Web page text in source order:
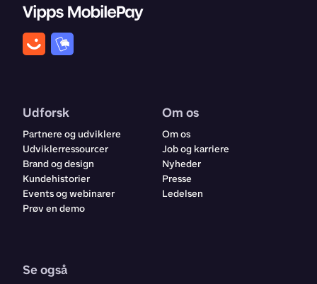
Udforsk
Partnere og udviklere
Udviklerressourcer
Brand og design
Kundehistorier
Events og webinarer
Prøv en demo
Om os
Om os
Job og karriere
Nyheder
Presse
Ledelsen
Se også